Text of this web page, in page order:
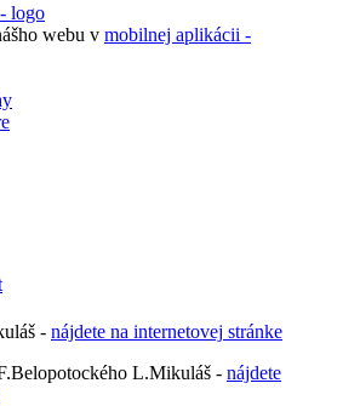
webu v mobilnej aplikácii -
- nájdete na internetovej stránke
L.Mikuláš - nájdete